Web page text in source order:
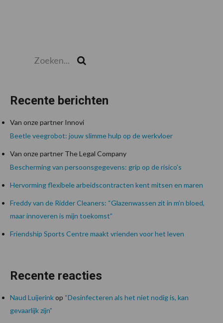
Recente berichten
Van onze partner Innovi
Beetle veegrobot: jouw slimme hulp op de werkvloer
Van onze partner The Legal Company
Bescherming van persoonsgegevens: grip op de risico’s
Hervorming flexibele arbeidscontracten kent mitsen en maren
Freddy van de Ridder Cleaners: “Glazenwassen zit in m’n bloed,
maar innoveren is mijn toekomst”
Friendship Sports Centre maakt vrienden voor het leven
Recente reacties
Naud Luijerinkop “Desinfecteren als het niet nodig is, kan
gevaarlijk zijn”